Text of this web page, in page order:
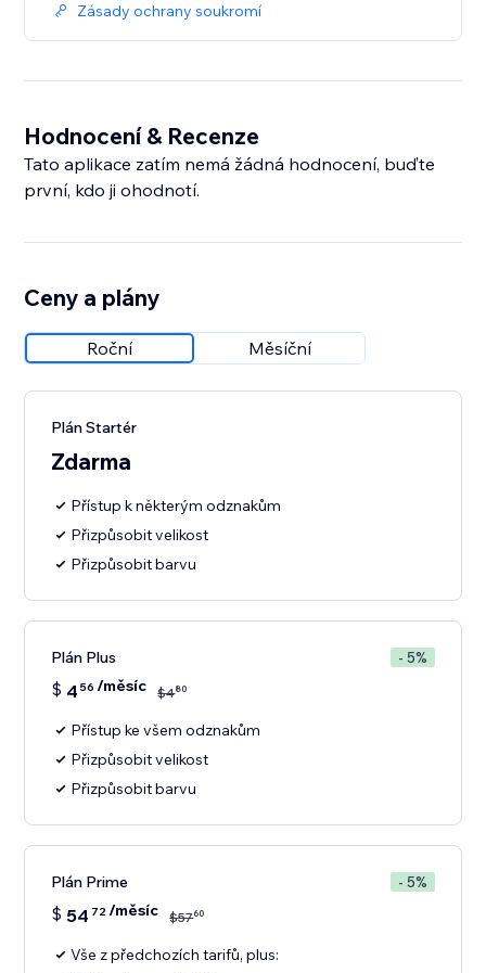
Zásady ochrany soukromí
Hodnocení & Recenze
Tato aplikace zatím nemá žádná hodnocení, buďte
první, kdo ji ohodnotí.
Ceny a plány
Roční Měsíční
Plán Startér
Zdarma
Přístup k některým odznakům
Přizpůsobit velikost
Přizpůsobit barvu
Plán Plus - 5%
$ 4 56 /měsíc $480
Přístup ke všem odznakům
Přizpůsobit velikost
Přizpůsobit barvu
Plán Prime - 5%
$ 54 72/měsíc $5760
Vše z předchozích tarifů, plus: